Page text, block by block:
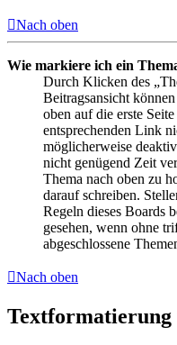
Nach oben
Wie markiere ich ein
Durch Klicken des
Beitragsansicht
oben auf die erste
entsprechenden Link
möglicherweise
nicht genügend Zeit
Thema nach oben zu
darauf schreiben.
Regeln dieses Boards
gesehen, wenn ohne
abgeschlossene
Nach oben
Textformatierung